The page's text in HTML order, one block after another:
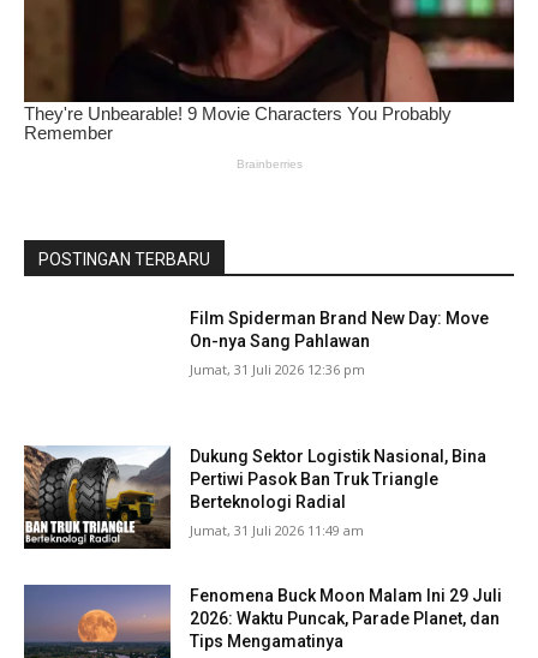
POSTINGAN TERBARU
Film Spiderman Brand New Day: Move
On-nya Sang Pahlawan
Jumat, 31 Juli 2026 12:36 pm
Dukung Sektor Logistik Nasional, Bina
Pertiwi Pasok Ban Truk Triangle
Berteknologi Radial
Jumat, 31 Juli 2026 11:49 am
Fenomena Buck Moon Malam Ini 29 Juli
2026: Waktu Puncak, Parade Planet, dan
Tips Mengamatinya